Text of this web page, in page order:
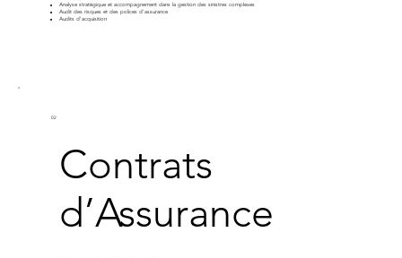
Analyse stratégique et accompagnement dans la gestion des sinistres complexes
Audit des risques et des polices d'assurance
Audits d'acquisition
02
Contrats
d’Assurance